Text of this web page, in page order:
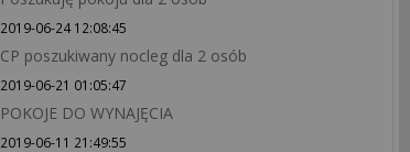
2019-06-24 12:08:45
CP poszukiwany nocleg dla 2 osób
2019-06-21 01:05:47
POKOJE DO WYNAJĘCIA
2019-06-11 21:49:55